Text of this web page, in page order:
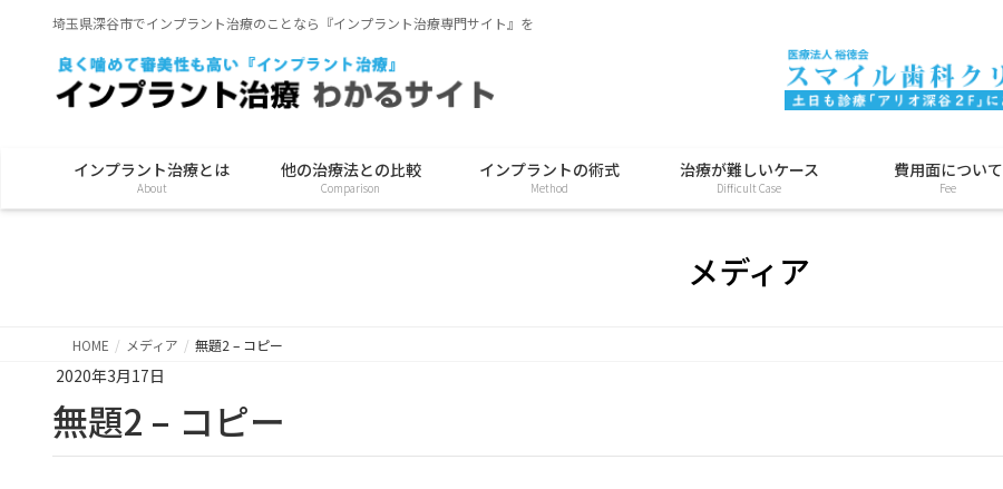
埼玉県深谷市でインプラント治療のことなら『インプラント治療専門サイト』を
インプラント治療とは
About
他の治療法との比較
Comparison
インプラントの術式
Method
治療が難しいケース
Difficult Case
費用面について
Fee
メディア
HOME メディア 無題2 – コピー
2020年3月17日
無題2 – コピー